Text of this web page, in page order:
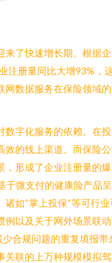
来了快速增长期。根据
注册量同比大增93%，
网数据服务在保险领域
数字化服务的依赖。在投
效的线上渠道。而保险
，形成了企业注册量的
于微支付的健康险产品
如“掌上投保“等可行业
例以及关于网外场景联动
合规问题的重复填报带
关联的上万种规模模拟